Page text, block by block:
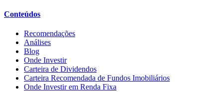
Conteúdos
Recomendações
Análises
Blog
Onde Investir
Carteira de Dividendos
Carteira Recomendada de Fundos Imobiliários
Onde Investir em Renda Fixa